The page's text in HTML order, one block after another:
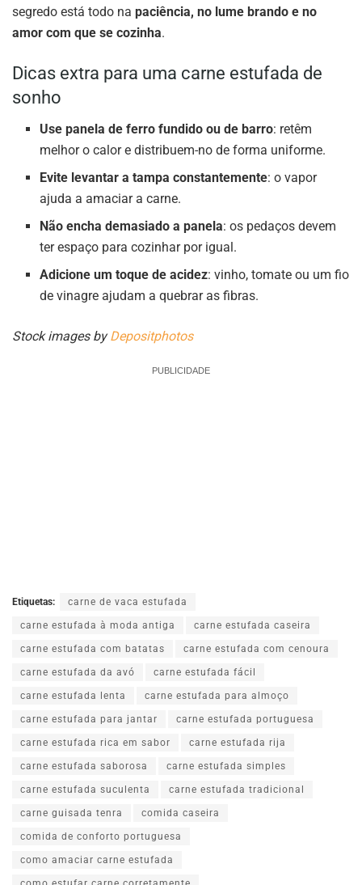
segredo está todo na paciência, no lume brando e no
amor com que se cozinha.
Dicas extra para uma carne estufada de
sonho
Use panela de ferro fundido ou de barro: retêm
melhor o calor e distribuem-no de forma uniforme.
Evite levantar a tampa constantemente: o vapor
ajuda a amaciar a carne.
Não encha demasiado a panela: os pedaços devem
ter espaço para cozinhar por igual.
Adicione um toque de acidez: vinho, tomate ou um fio
de vinagre ajudam a quebrar as fibras.
Stock images byDepositphotos
PUBLICIDADE
Etiquetas: carne de vaca estufada
carne estufada à moda antiga carne estufada caseira
carne estufada com batatas carne estufada com cenoura
carne estufada da avó carne estufada fácil
carne estufada lenta carne estufada para almoço
carne estufada para jantar carne estufada portuguesa
carne estufada rica em sabor carne estufada rija
carne estufada saborosa carne estufada simples
carne estufada suculenta carne estufada tradicional
carne guisada tenra comida caseira
comida de conforto portuguesa
como amaciar carne estufada